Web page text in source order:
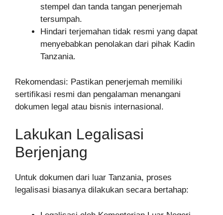
stempel dan tanda tangan penerjemah
tersumpah.
Hindari terjemahan tidak resmi yang dapat
menyebabkan penolakan dari pihak Kadin
Tanzania.
Rekomendasi: Pastikan penerjemah memiliki
sertifikasi resmi dan pengalaman menangani
dokumen legal atau bisnis internasional.
Lakukan Legalisasi
Berjenjang
Untuk dokumen dari luar Tanzania, proses
legalisasi biasanya dilakukan secara bertahap: